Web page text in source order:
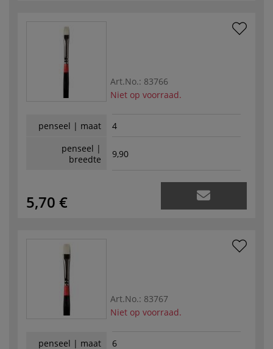
Art.No.: 83766
Niet op voorraad.
penseel | maat
4
penseel |
breedte
9,90
5,70 €
Art.No.: 83767
Niet op voorraad.
penseel | maat
6